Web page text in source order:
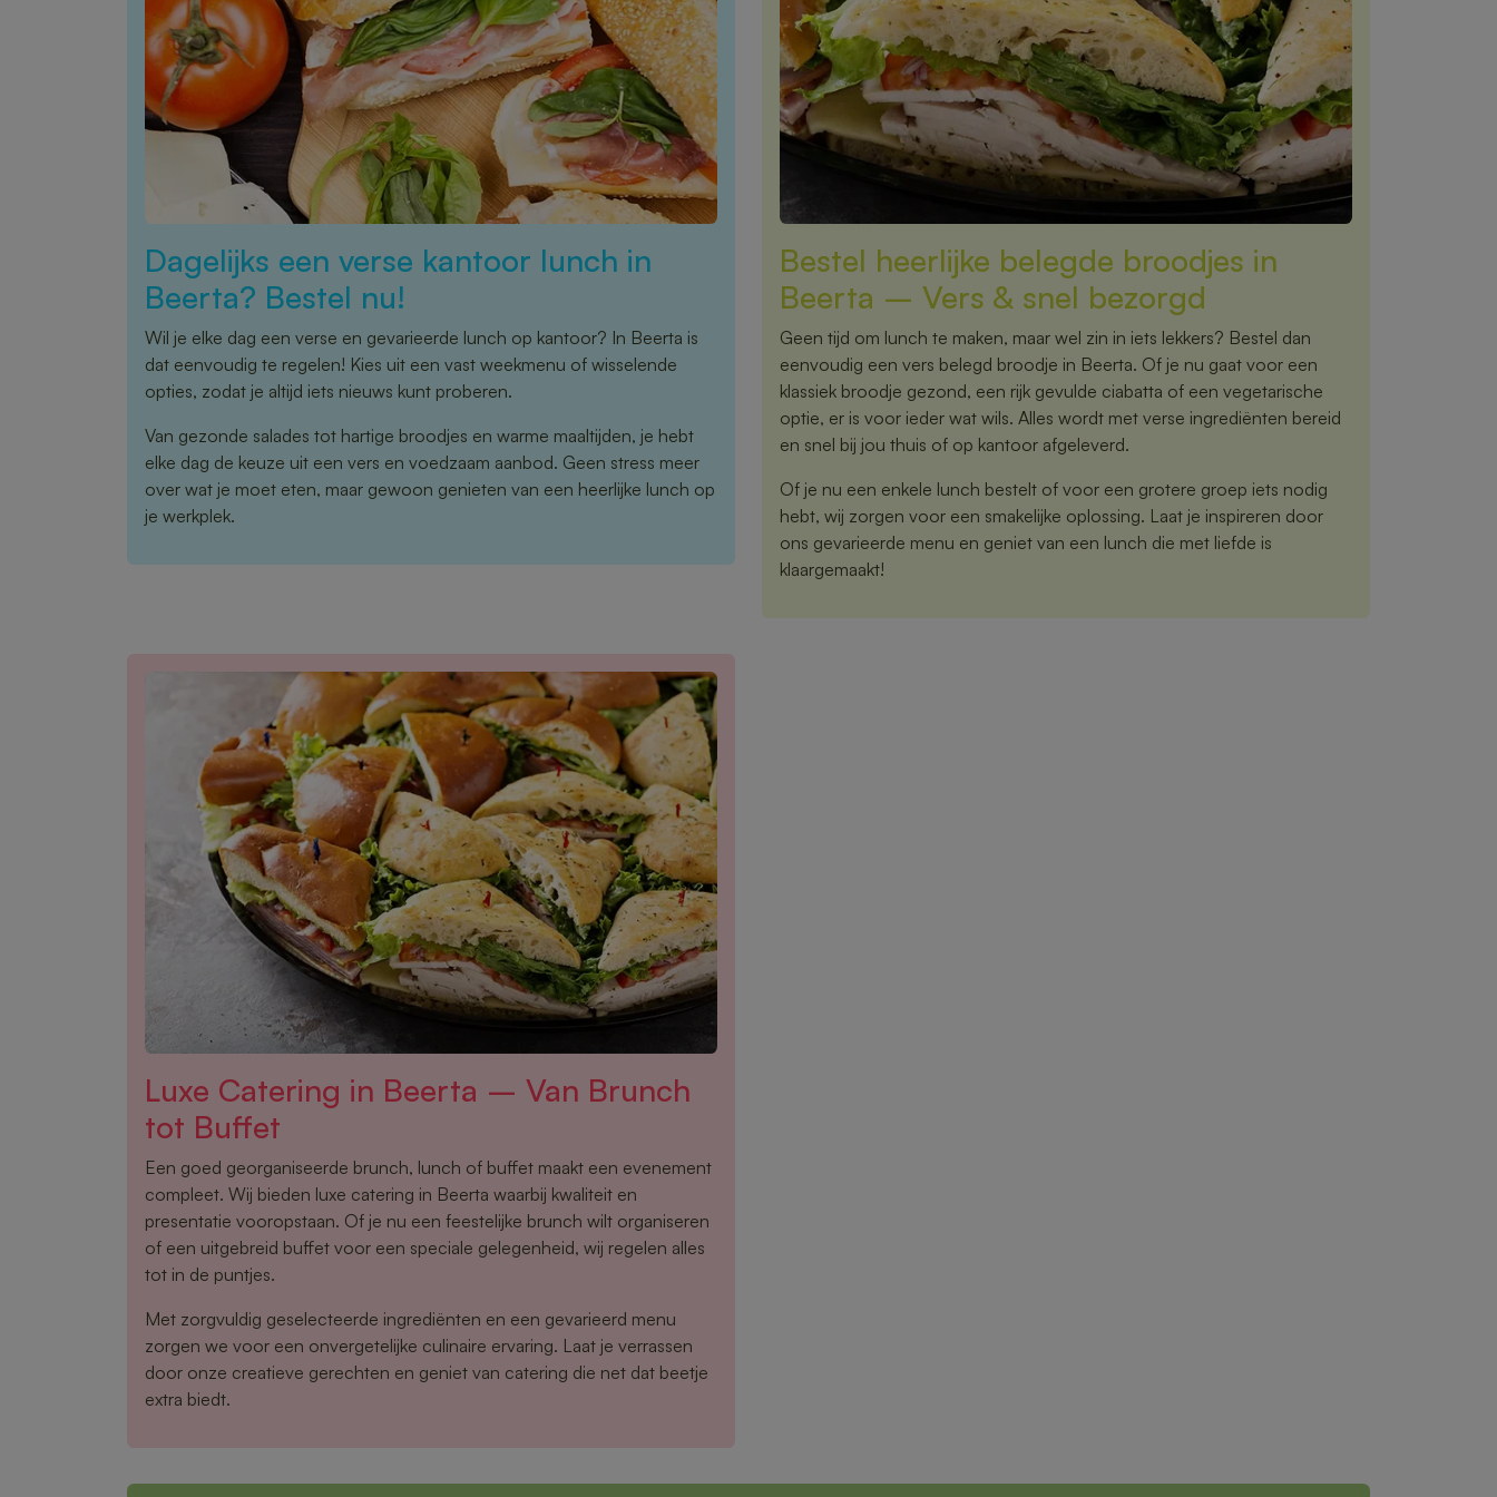
Dagelijks een verse kantoor lunch in
Beerta? Bestel nu!
Wil je elke dag een verse en gevarieerde lunch op kantoor? In Beerta is
dat eenvoudig te regelen! Kies uit een vast weekmenu of wisselende
opties, zodat je altijd iets nieuws kunt proberen.
Van gezonde salades tot hartige broodjes en warme maaltijden, je hebt
elke dag de keuze uit een vers en voedzaam aanbod. Geen stress meer
over wat je moet eten, maar gewoon genieten van een heerlijke lunch op
je werkplek.
Bestel heerlijke belegde broodjes in
Beerta – Vers & snel bezorgd
Geen tijd om lunch te maken, maar wel zin in iets lekkers? Bestel dan
eenvoudig een vers belegd broodje in Beerta. Of je nu gaat voor een
klassiek broodje gezond, een rijk gevulde ciabatta of een vegetarische
optie, er is voor ieder wat wils. Alles wordt met verse ingrediënten bereid
en snel bij jou thuis of op kantoor afgeleverd.
Of je nu een enkele lunch bestelt of voor een grotere groep iets nodig
hebt, wij zorgen voor een smakelijke oplossing. Laat je inspireren door
ons gevarieerde menu en geniet van een lunch die met liefde is
klaargemaakt!
Luxe Catering in Beerta – Van Brunch
tot Buffet
Een goed georganiseerde brunch, lunch of buffet maakt een evenement
compleet. Wij bieden luxe catering in Beerta waarbij kwaliteit en
presentatie vooropstaan. Of je nu een feestelijke brunch wilt organiseren
of een uitgebreid buffet voor een speciale gelegenheid, wij regelen alles
tot in de puntjes.
Met zorgvuldig geselecteerde ingrediënten en een gevarieerd menu
zorgen we voor een onvergetelijke culinaire ervaring. Laat je verrassen
door onze creatieve gerechten en geniet van catering die net dat beetje
extra biedt.